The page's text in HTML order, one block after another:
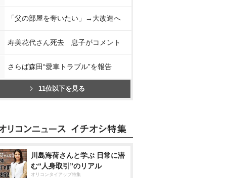
「父の部屋を奪いたい」→大改造へ
寿美花代さん死去 息子がコメント
さらば森田“愛車トラブル”を報告
11位以下を見る
川島海荷さんと学ぶ 日常に潜
む“人身取引”のリアル
オリコンタイアップ特集